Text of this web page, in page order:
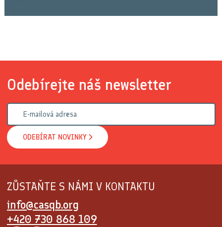
Odebírejte náš newsletter
ODEBÍRAT NOVINKY
ZŮSTAŇTE S NÁMI V KONTAKTU
info@casqb.org
+420 730 868 109